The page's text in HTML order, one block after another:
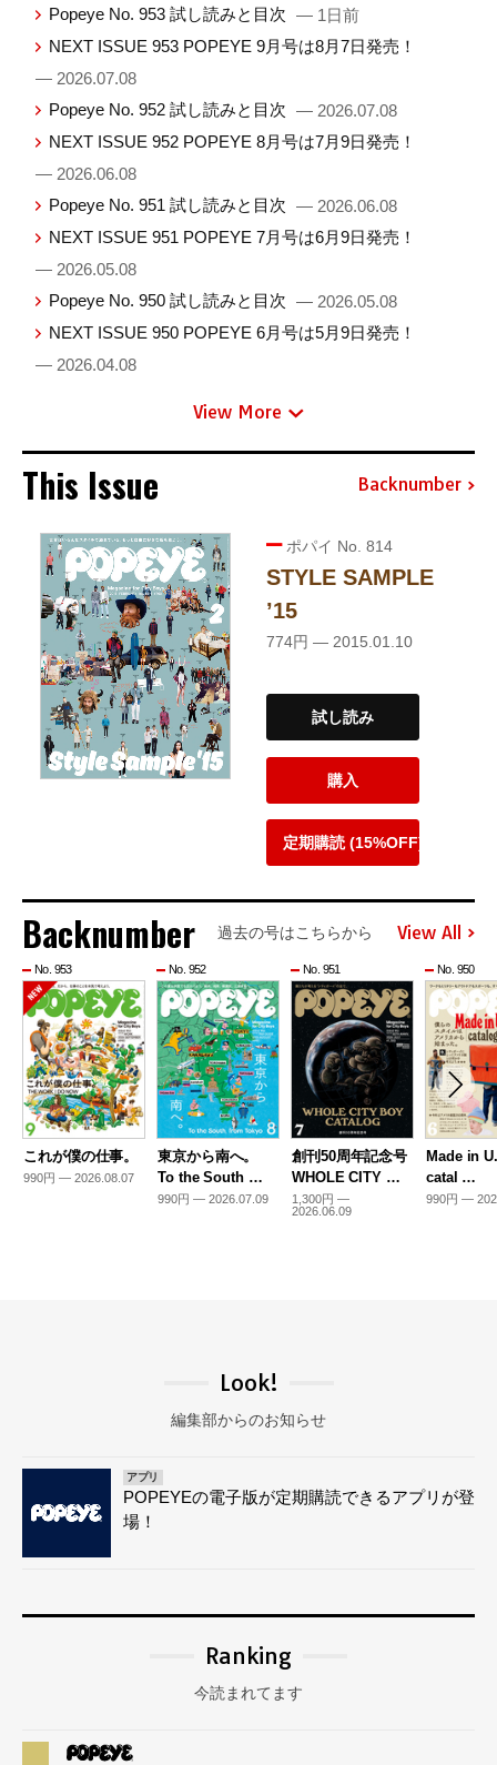
Popeye No. 953 試し読みと目次 — 1日前
NEXT ISSUE 953 POPEYE 9月号は8月7日発売！
— 2026.07.08
Popeye No. 952 試し読みと目次 — 2026.07.08
NEXT ISSUE 952 POPEYE 8月号は7月9日発売！
— 2026.06.08
Popeye No. 951 試し読みと目次 — 2026.06.08
NEXT ISSUE 951 POPEYE 7月号は6月9日発売！
— 2026.05.08
Popeye No. 950 試し読みと目次 — 2026.05.08
NEXT ISSUE 950 POPEYE 6月号は5月9日発売！
— 2026.04.08
View More
This Issue Backnumber
ポパイ No. 814
STYLE SAMPLE
’15
774円 — 2015.01.10
試し読み
購入
定期購読 (15%OFF)
Backnumber 過去の号はこちらから View All
No. 953
これが僕の仕事。
990円 — 2026.08.07
No. 952
東京から南へ。
To the South …
990円 — 2026.07.09
No. 951
創刊50周年記念号
WHOLE CITY …
1,300円 —
2026.06.09
No. 950
Made in
catal …
990円 —
Look!
編集部からのお知らせ
アプリ
POPEYEの電子版が定期購読できるアプリが登
場！
Ranking
今読まれてます